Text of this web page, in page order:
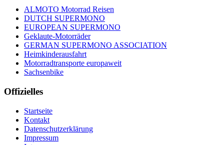
ALMOTO Motorrad Reisen
DUTCH SUPERMONO
EUROPEAN SUPERMONO
Geklaute-Motorräder
GERMAN SUPERMONO ASSOCIATION
Heimkinderausfahrt
Motorradtransporte europaweit
Sachsenbike
Offizielles
Startseite
Kontakt
Datenschutzerklärung
Impressum